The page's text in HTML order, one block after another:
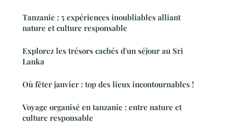
Tanzanie : 5 expériences inoubliables alliant
nature et culture responsable
Explorez les trésors cachés d'un séjour au Sri
Lanka
Où fêter janvier : top des lieux incontournables !
Voyage organisé en tanzanie : entre nature et
culture responsable